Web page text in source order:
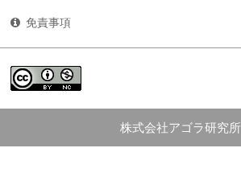
免責事項
株式会社アゴラ研究所